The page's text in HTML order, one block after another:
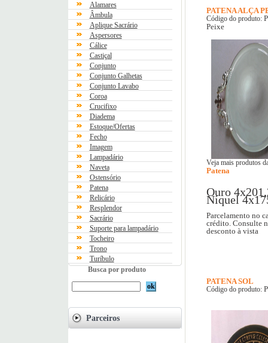
Alamares
Âmbula
Aplique Sacrário
Aspersores
Cálice
Castiçal
Conjunto
Conjunto Galhetas
Conjunto Lavabo
Coroa
Crucifixo
Diadema
Estoque/Ofertas
Fecho
Imagem
Lampadário
Naveta
Ostensório
Patena
Relicário
Resplendor
Sacrário
Suporte para lampadário
Tocheiro
Trono
Turíbulo
Busca por produto
Parceiros
PATENA ALÇA
Código do produto:
Peixe
Veja mais produtos
Patena
Ouro
Níquel
Parcelamento no
crédito. Consulte
desconto à vista
PATENA SOL
Código do produto: